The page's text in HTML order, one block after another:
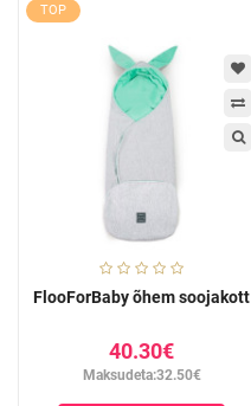
TOP
FlooForBaby õhem soojakott
40.30€
Maksudeta:32.50€